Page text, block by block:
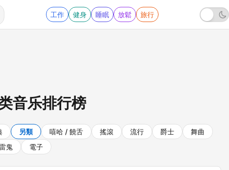
工作 健身 睡眠 放鬆 旅行
音乐排行榜
另類 嘻哈 / 饒舌 搖滾 流行 爵士
舞曲
鬼 電子